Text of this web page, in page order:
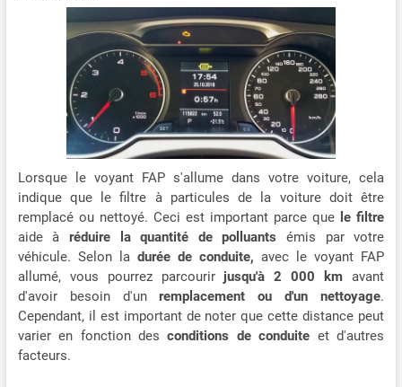
Lorsque le voyant FAP s'allume dans votre voiture, cela
indique que le filtre à particules de la voiture doit être
remplacé ou nettoyé. Ceci est important parce que le filtre
aide à réduire la quantité de polluants émis par votre
véhicule. Selon la durée de conduite, avec le voyant FAP
allumé, vous pourrez parcourir jusqu'à 2 000 km avant
d'avoir besoin d'unremplacement ou d'un nettoyage.
Cependant, il est important de noter que cette distance peut
varier en fonction desconditions de conduite et d'autres
facteurs.